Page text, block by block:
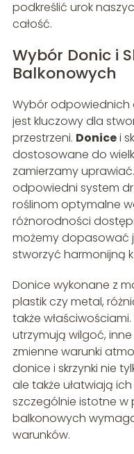
podkreślić urok
całość.
Wybór Donic i
Balkonowych
Wybór odpowiednich
jest kluczowy dla
przestrzeni. Donicei
dostosowane do
zamierzamy
odpowiedni system
roślinom optymalne
różnorodności
możemy dopasować
stworzyć harmonijną
Donice wykonane z
plastik czy metal,
także
utrzymują wilgoć,
zmienne warunki
donice i skrzynki nie
ale także ułatwiają
szczególnie istotne w
balkonowych
warunków.